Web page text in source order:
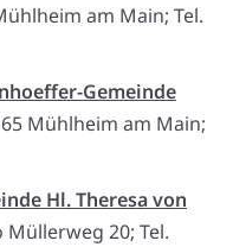
am Main; Tel.
Gemeinde
Mühlheim am Main;
Hl. Theresa von
20; Tel.